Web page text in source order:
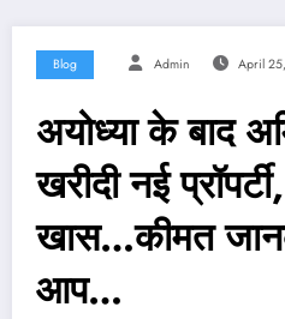
Blog Admin April
अयोध्या के बाद
खरीदी नई
खास…कीमत
आप…